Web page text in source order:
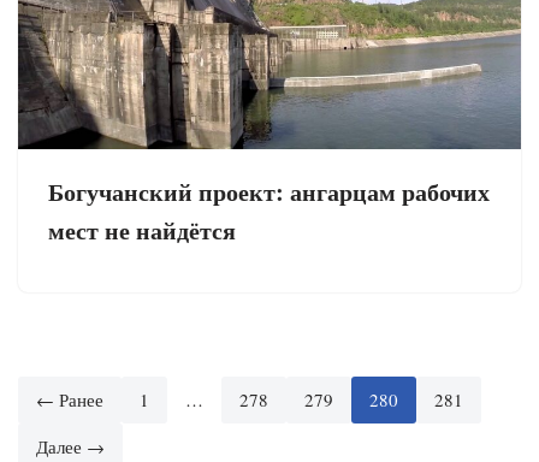
Богучанский проект: ангарцам рабочих
мест не найдётся
← Ранее 1 … 278 279 280
281
Далее →